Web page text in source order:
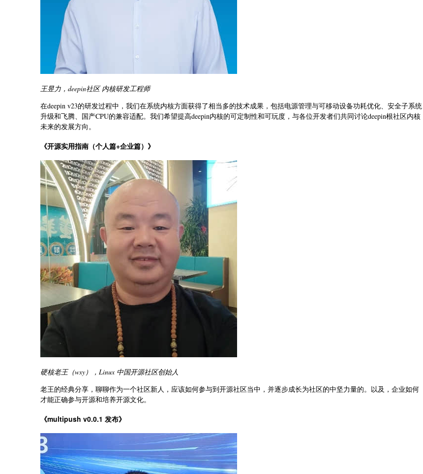
王昱力，deepin社区 内核研发工程师
在deepin v23的研发过程中，我们在系统内核方面获得了相当多的技术成果，包括电源管理与可移动设备功耗优化、安全子系统
升级和飞腾、国产CPU的兼容适配。我们希望提高deepin内核的可定制性和可玩度，与各位开发者们共同讨论deepin根社区内核
未来的发展方向。
《开源实用指南（个人篇+企业篇）》
硬核老王（wxy），Linux 中国开源社区创始人
老王的经典分享，聊聊作为一个社区新人，应该如何参与到开源社区当中，并逐步成长为社区的中坚力量的。以及，企业如何
才能正确参与开源和培养开源文化。
《multipush v0.0.1 发布》